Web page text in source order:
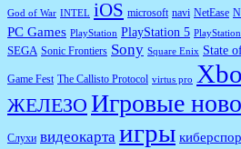
God of War INTEL iOS microsoft navi NetEase
PC Games PlayStation PlayStation 5
SEGA Sonic Frontiers Sony Square Enix State
Game Fest The Callisto Protocol virtus pro
ЖЕЛЕЗО Игровые
Слухи видеокарта игры